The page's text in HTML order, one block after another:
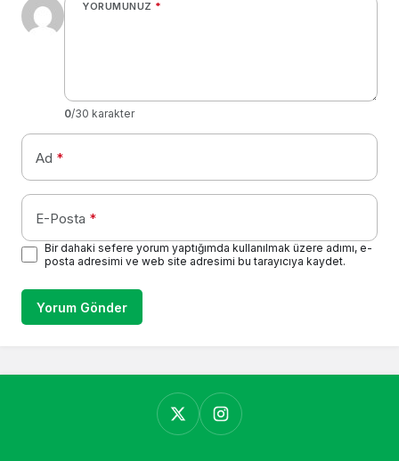
YORUMUNUZ *
0/30 karakter
Ad *
E-Posta *
Bir dahaki sefere yorum yaptığımda kullanılmak üzere adımı, e-
posta adresimi ve web site adresimi bu tarayıcıya kaydet.
Yorum Gönder